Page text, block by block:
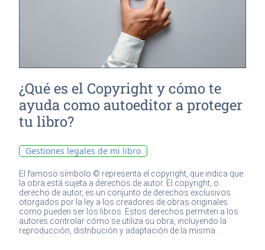
¿Qué es el Copyright y cómo te
ayuda como autoeditor a proteger
tu libro?
Gestiones legales de mi libro
El famoso símbolo © representa el copyright, que indica que
la obra está sujeta a derechos de autor. El copyright, o
derecho de autor, es un conjunto de derechos exclusivos
otorgados por la ley a los creadores de obras originales
como pueden ser los libros. Estos derechos permiten a los
autores controlar cómo se utiliza su obra, incluyendo la
reproducción, distribución y adaptación de la misma.